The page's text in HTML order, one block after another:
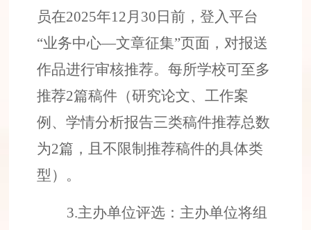
员在2025年12月 30 日前 ，登入平台
“业务中心—文章征集”页面 ，对报送
作品进行审核推荐。每所学校可至多
推荐2篇稿件 （研究论文、工作案
例、学情分析报告三类稿件推荐总数
为2篇，且不限制推荐稿件的具体类
型 ） 。
3.主办单位评选： 主办单位将组